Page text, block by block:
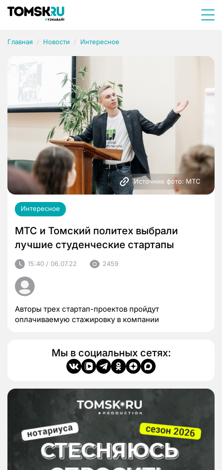
Главная Новости Интересное
Источник фото: МТС
Интересное
МТС и Томский политех выбрали
лучшие студенческие стартапы
15:40 / 06.07.22 2459
Авторы трех стартап-проектов пройдут
оплачиваемую стажировку в компании
Мы в социальных сетях: